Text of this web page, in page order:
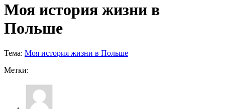
Моя история жизни в
Польше
Тема: Моя история жизни в Польше
Метки: